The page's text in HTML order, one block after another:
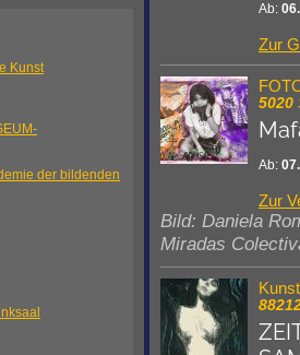
Kunst
der bildenden
Ab:
Zur
5020
Ab:
Zur
Bild: Daniela
Miradas